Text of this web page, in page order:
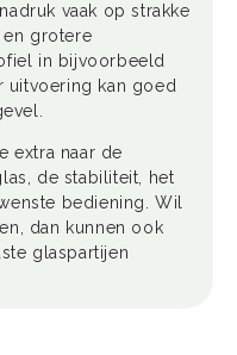
vaak op strakke
en grotere
in bijvoorbeeld
uitvoering kan goed
extra naar de
de stabiliteit, het
bediening. Wil
dan kunnen ook
glaspartijen